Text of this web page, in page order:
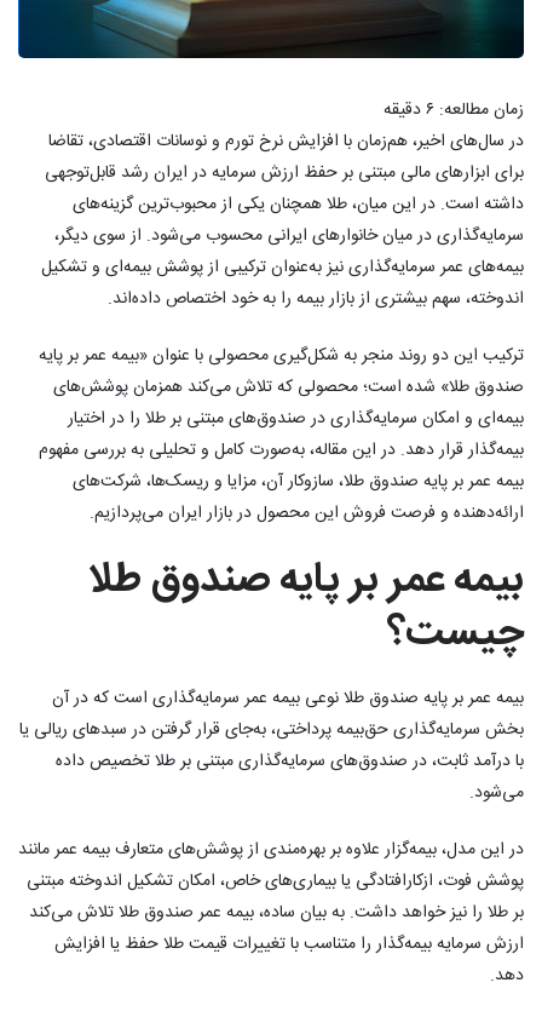
زمان مطالعه: ۶دقیقه
در سال‌های اخیر، هم‌زمان با افزایش نرخ تورم و نوسانات اقتصادی، تقاضا
برای ابزارهای مالی مبتنی بر حفظ ارزش سرمایه در ایران رشد قابل‌توجهی
داشته است. در این میان، طلا همچنان یکی از محبوب‌ترین گزینه‌های
سرمایه‌گذاری در میان خانوارهای ایرانی محسوب می‌شود. از سوی دیگر،
بیمه‌های عمر سرمایه‌گذاری نیز به‌عنوان ترکیبی از پوشش بیمه‌ای و تشکیل
اندوخته، سهم بیشتری از بازار بیمه را به خود اختصاص داده‌اند.
ترکیب این دو روند منجر به شکل‌گیری محصولی با عنوان «بیمه عمر بر پایه
صندوق طلا» شده است؛ محصولی که تلاش می‌کند همزمان پوشش‌های
بیمه‌ای و امکان سرمایه‌گذاری در صندوق‌های مبتنی بر طلا را در اختیار
بیمه‌گذار قرار دهد. در این مقاله، به‌صورت کامل و تحلیلی به بررسی مفهوم
بیمه عمر بر پایه صندوق طلا، سازوکار آن، مزایا و ریسک‌ها، شرکت‌های
ارائه‌دهنده و فرصت فروش این محصول در بازار ایران می‌پردازیم.
بیمه عمر بر پایه صندوق طلا
چیست؟
بیمه عمر بر پایه صندوق طلا نوعی بیمه عمر سرمایه‌گذاری است که در آن
بخش سرمایه‌گذاری حق‌بیمه پرداختی، به‌جای قرار گرفتن در سبدهای ریالی یا
با درآمد ثابت، در صندوق‌های سرمایه‌گذاری مبتنی بر طلا تخصیص داده
می‌شود.
در این مدل، بیمه‌گزار علاوه بر بهره‌مندی از پوشش‌های متعارف بیمه عمر مانند
پوشش فوت، ازکارافتادگی یا بیماری‌های خاص، امکان تشکیل اندوخته مبتنی
بر طلا را نیز خواهد داشت. به بیان ساده، بیمه عمر صندوق طلا تلاش می‌کند
ارزش سرمایه بیمه‌گذار را متناسب با تغییرات قیمت طلا حفظ یا افزایش
دهد.